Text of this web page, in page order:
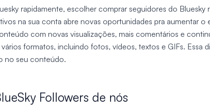
rapidamente, escolher comprar seguidores do
na sua conta abre novas oportunidades pra aumentar
com novas visualizações, mais comentários e
formatos, incluindo fotos, vídeos, textos e GIFs. Essa
no seu conteúdo.
Followers de nós